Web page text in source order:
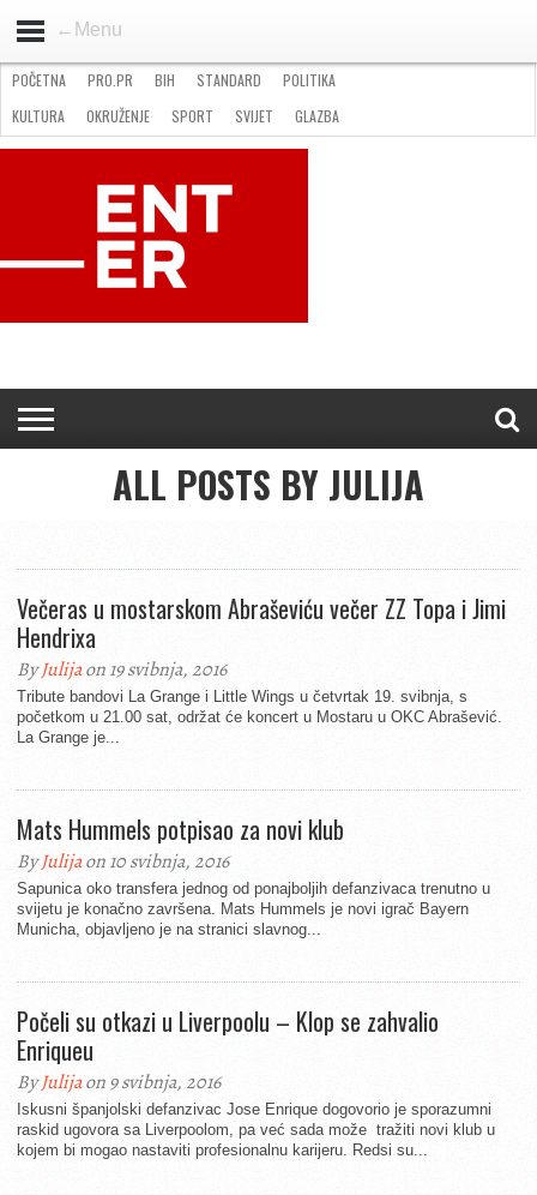
←Menu
STANDARD
GOSPODARSTVO
OKRUŽENJE
POČETNA PRO.PR BIH STANDARD
POLITIKA
KULTURA
OKRUŽENJE SPORT SVIJET
GLAZBA
NATJEČAJI
FILMING LOCATION IN BH KONTAKT
ALL POSTS BY JULIJA
Večeras u mostarskom Abraševiću večer ZZ Topa i Jimi
Hendrixa
ByJulijaon 19 svibnja, 2016
Tribute bandovi La Grange i Little Wings u četvrtak 19. svibnja, s
početkom u 21.00 sat, održat će koncert u Mostaru u OKC Abrašević.
La Grange je...
Mats Hummels potpisao za novi klub
ByJulijaon 10 svibnja, 2016
Sapunica oko transfera jednog od ponajboljih defanzivaca trenutno u
svijetu je konačno završena. Mats Hummels je novi igrač Bayern
Municha, objavljeno je na stranici slavnog...
Počeli su otkazi u Liverpoolu – Klop se zahvalio
Enriqueu
ByJulijaon 9 svibnja, 2016
Iskusni španjolski defanzivac Jose Enrique dogovorio je sporazumni
raskid ugovora sa Liverpoolom, pa već sada može tražiti novi klub u
kojem bi mogao nastaviti profesionalnu karijeru. Redsi su...